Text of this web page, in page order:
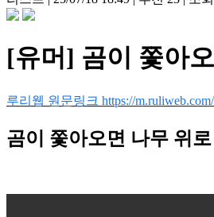
[유머] 곰이 쫓아
루리웹 원문링크 https://
곰이 쫓아오면 나무 위